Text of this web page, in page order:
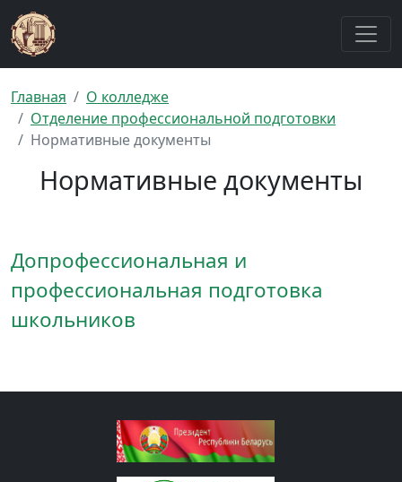
Главная
О колледже
Отделение профессиональной подготовки
Нормативные документы
Нормативные документы
Допрофессиональная и
профессиональная подготовка
школьников